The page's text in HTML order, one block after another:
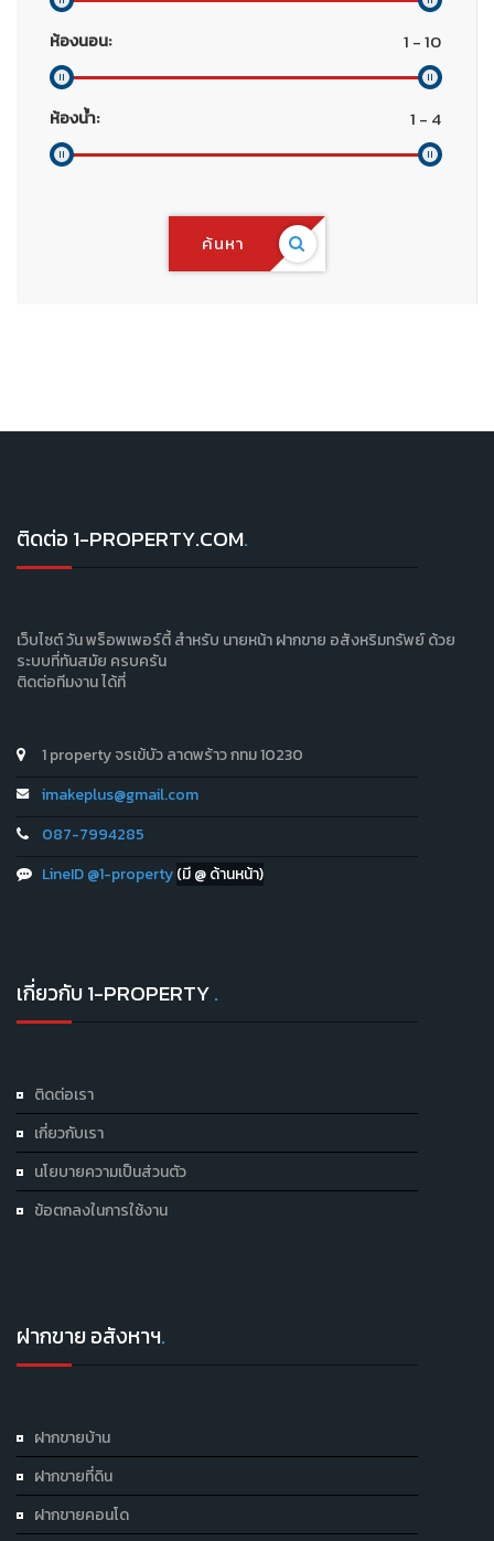
ห้องนอน:
ห้องน้ำ:
ค้นหา
ติดต่อ 1-PROPERTY.COM.
เว็บไซต์ วัน พร็อพเพอร์ตี้ สำหรับ นายหน้า ฝากขาย อสังหริมทรัพย์ ด้วย
ระบบที่ทันสมัย ครบครัน
ติดต่อทีมงาน ได้ที่
1 property จรเข้บัว ลาดพร้าว กทม 10230
imakeplus@gmail.com
087-7994285
LineID @1-property(มี @ ด้านหน้า)
เกี่ยวกับ 1-PROPERTY.
ติดต่อเรา
เกี่ยวกับเรา
นโยบายความเป็นส่วนตัว
ข้อตกลงในการใช้งาน
ฝากขาย อสังหาฯ.
ฝากขายบ้าน
ฝากขายที่ดิน
ฝากขายคอนโด